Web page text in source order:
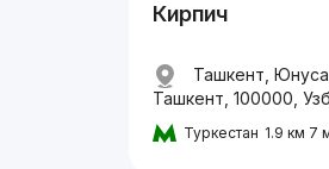
Кирпич
Ташкент,
Ташкент, 100000,
Туркестан 1.9 км 7